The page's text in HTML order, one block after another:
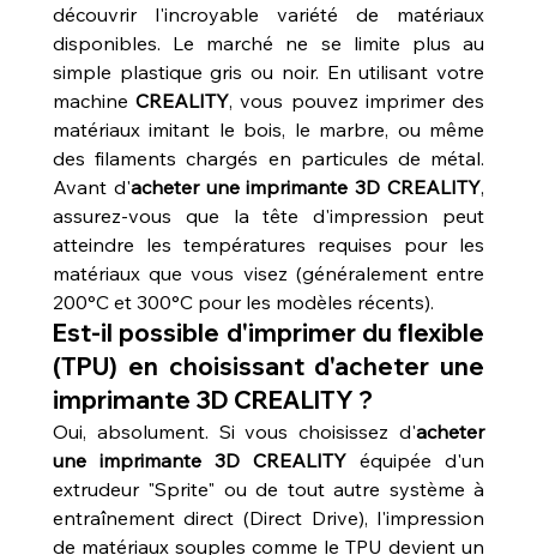
découvrir l'incroyable variété de matériaux
disponibles. Le marché ne se limite plus au
simple plastique gris ou noir. En utilisant votre
machine CREALITY, vous pouvez imprimer des
matériaux imitant le bois, le marbre, ou même
des filaments chargés en particules de métal.
Avant d'acheter une imprimante 3D CREALITY,
assurez-vous que la tête d'impression peut
atteindre les températures requises pour les
matériaux que vous visez (généralement entre
200°C et 300°C pour les modèles récents).
Est-il possible d'imprimer du flexible
(TPU) en choisissant d'acheter une
imprimante 3D CREALITY ?
Oui, absolument. Si vous choisissez d'acheter
une imprimante 3D CREALITY équipée d'un
extrudeur "Sprite" ou de tout autre système à
entraînement direct (Direct Drive), l'impression
de matériaux souples comme le TPU devient un